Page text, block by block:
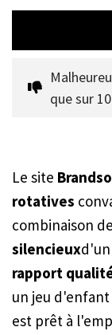
que sur
Le site
rotatives
combinaison de
silencieux
rapport
un jeu
est prêt à